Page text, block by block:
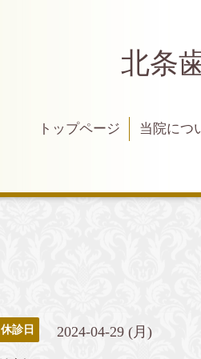
北条
トップページ 当院につ
休診日 2024-04-29 (月)